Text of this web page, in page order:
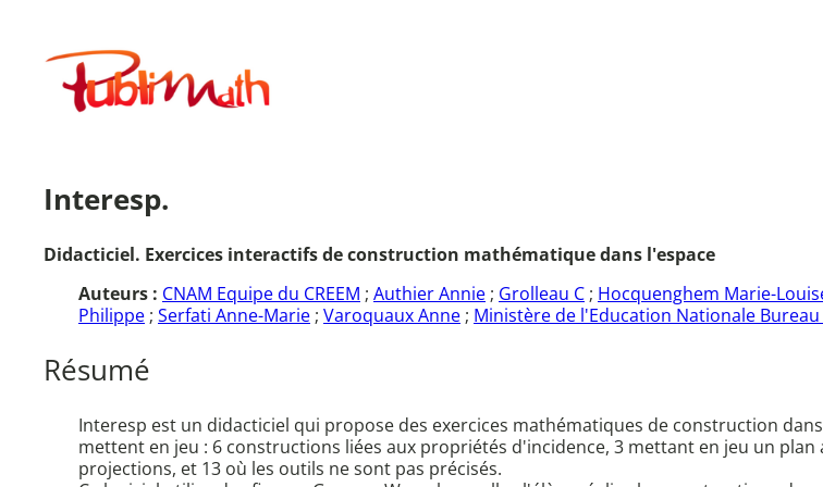
contenuPublimath
Interesp.
Didacticiel. Exercices interactifs de construction mathématique dans l'espace
Auteurs : CNAM Equipe du CREEM ; Authier Annie ; Grolleau C ; Hocquenghem Marie-
Philippe ; Serfati Anne-Marie ; Varoquaux Anne ; Ministère de l'Education Nationale
Résumé
Interesp est un didacticiel qui propose des exercices mathématiques de construction
mettent en jeu : 6 constructions liées aux propriétés d'incidence, 3 mettant en jeu un
projections, et 13 où les outils ne sont pas précisés.